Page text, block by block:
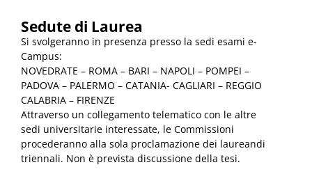
Sedute di Laurea
Si svolgeranno in presenza presso la sedi esami e-
Campus:
NOVEDRATE – ROMA – BARI – NAPOLI – POMPEI –
PADOVA – PALERMO – CATANIA- CAGLIARI – REGGIO
CALABRIA – FIRENZE
Attraverso un collegamento telematico con le altre
sedi universitarie interessate, le Commissioni
procederanno alla sola proclamazione dei laureandi
triennali. Non è prevista discussione della tesi.